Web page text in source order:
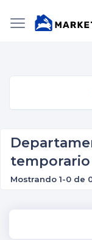
temporario
Mostrando 1-0 de